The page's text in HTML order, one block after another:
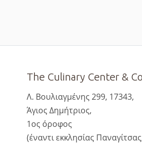
The Culinary Center &
Λ. Βουλιαγμένης 299, 17343,
Άγιος Δημήτριος,
1ος όροφος
(έναντι εκκλησίας